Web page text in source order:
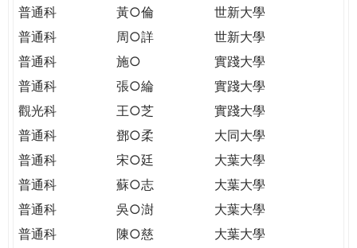
普通科
黃○倫
世新大學
普通科
周○詳
世新大學
普通科
施○
實踐大學
普通科
張○綸
實踐大學
觀光科
王○芝
實踐大學
普通科
鄧○柔
大同大學
普通科
宋○廷
大葉大學
普通科
蘇○志
大葉大學
普通科
吳○澍
大葉大學
普通科
陳○慈
大葉大學